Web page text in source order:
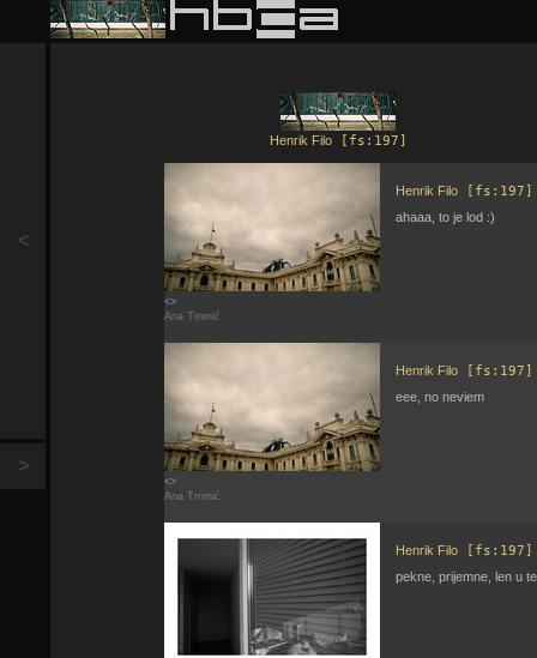
<
>
Henrik Filo[fs:197]
<>
Ana Trninić
Henrik Filo [fs:197]
ahaaa, to je lod :)
<>
Ana Trninić
Henrik Filo [fs:197]
eee, no neviem
Henrik Filo [fs:197]
pekne, prijemne, len u